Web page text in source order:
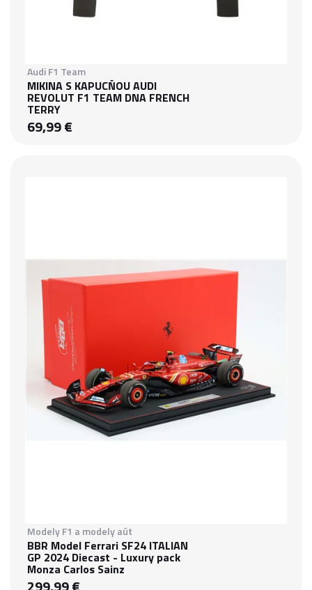
Audi F1 Team
MIKINA S KAPUCŇOU AUDI
REVOLUT F1 TEAM DNA FRENCH
TERRY
69,99 €
Modely F1 a modely aút
BBR Model Ferrari SF24 ITALIAN
GP 2024 Diecast - Luxury pack
Monza Carlos Sainz